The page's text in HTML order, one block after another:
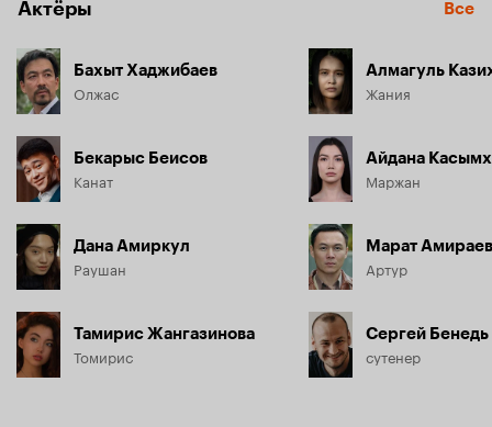
Актёры Все
Бахыт Хаджибаев
Олжас
Бекарыс Беисов
Канат
Дана Амиркул
Раушан
Тамирис Жангазинова
Томирис
Алмагуль
Жания
Айдана
Маржан
Марат Амираев
Артур
Сергей Бенедь
сутенер